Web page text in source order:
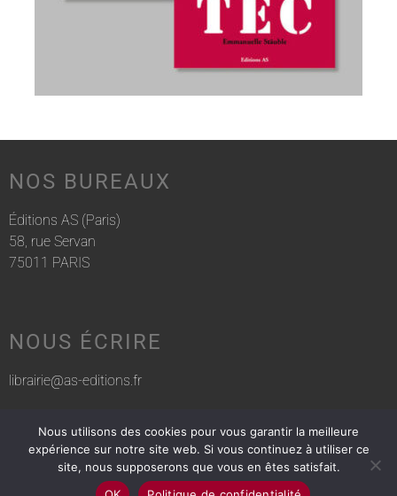
NOS BUREAUX
Éditions AS (Paris)
58, rue Servan
75011 PARIS
NOUS ÉCRIRE
librairie@as-editions.fr
NOUS APPELER
01 83 75 76 30
Nous utilisons des cookies pour vous garantir la meilleure
expérience sur notre site web. Si vous continuez à utiliser ce
site, nous supposerons que vous en êtes satisfait.